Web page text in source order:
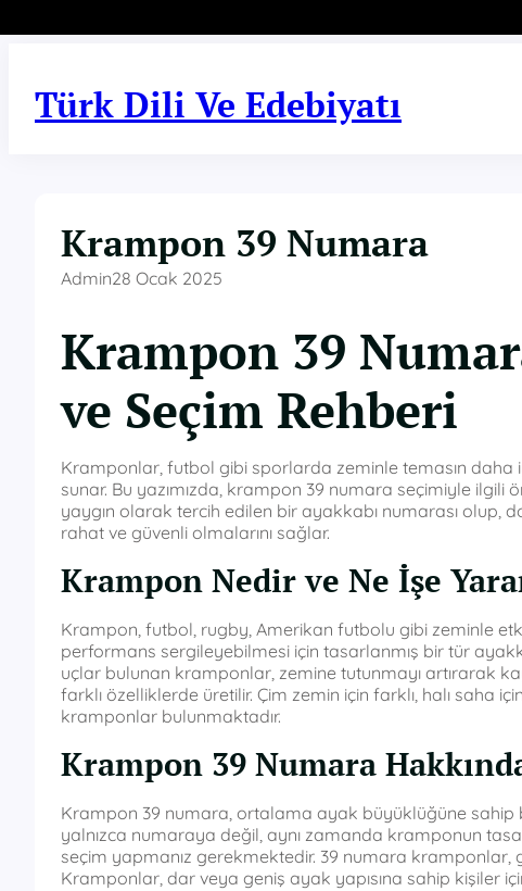
Türk Dili Ve Edebiyatı
Krampon 39 Numara
Admin28 Ocak 2025
Krampon 39
ve Seçim Rehberi
Kramponlar, futbol gibi sporlarda zeminle temasın
sunar. Bu yazımızda, krampon 39 numara seçimiyle
yaygın olarak tercih edilen bir ayakkabı numarası olup,
rahat ve güvenli olmalarını sağlar.
Krampon Nedir ve Ne İşe
Krampon, futbol, rugby, Amerikan futbolu gibi zeminle
performans sergileyebilmesi için tasarlanmış bir tür
uçlar bulunan kramponlar, zemine tutunmayı artırarak
farklı özelliklerde üretilir. Çim zemin için farklı, halı saha
kramponlar bulunmaktadır.
Krampon 39 Numara
Krampon 39 numara, ortalama ayak büyüklüğüne sahip
yalnızca numaraya değil, aynı zamanda kramponun
seçim yapmanız gerekmektedir. 39 numara
Kramponlar, dar veya geniş ayak yapısına sahip kişiler